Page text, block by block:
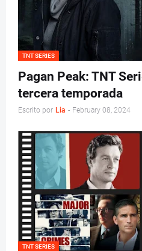
TNT SERIES
Pagan Peak: TNT
tercera temporada
Escrito por Lia - February 08, 2024
TNT SERIES